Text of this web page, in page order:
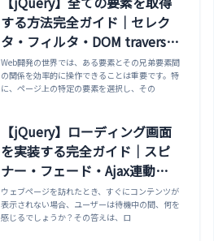
する方法完全ガイド｜セレク
タ・フィルタ・DOM traversal
まで
Web開発の世界では、ある要素とその兄弟要素間
の関係を効率的に操作できることは重要です。特
に、ページ上の特定の要素を選択し、その
【jQuery】ローディング画面
を実装する完全ガイド｜スピ
ナー・フェード・Ajax連動ま
で
ウェブページを訪れたとき、すぐにコンテンツが
表示されない場合、ユーザーは待機中の間、何を
感じるでしょうか？その答えは、ロ